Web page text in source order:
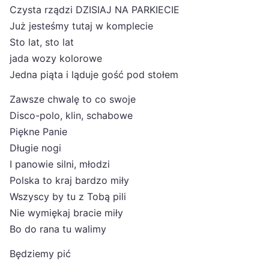
Czysta rządzi DZISIAJ NA PARKIECIE
Już jesteśmy tutaj w komplecie
Sto lat, sto lat
jada wozy kolorowe
Jedna piąta i ląduje gość pod stołem
Zawsze chwalę to co swoje
Disco-polo, klin, schabowe
Piękne Panie
Długie nogi
I panowie silni, młodzi
Polska to kraj bardzo miły
Wszyscy by tu z Tobą pili
Nie wymiękaj bracie miły
Bo do rana tu walimy
Będziemy pić